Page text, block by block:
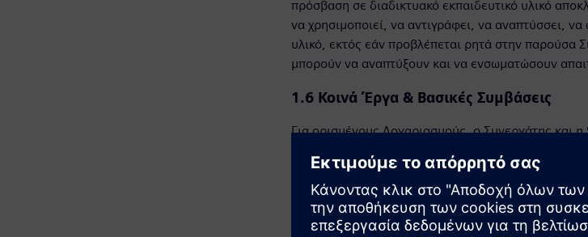
πρόσβαση σε διαδικτυακό εκπαιδευτικό υλικό
να χρησιμοποιεί, να αντιγράφει, να αναπτύσσει,
υλικό, εκτός εάν προβλέπεται ρητά στην παρούσα
μπορούν να αναπτύξουν και να ενσωματώσουν
1.6 Κοινά Έργα & Βασικές Συμβάσεις
Για ορισμένους Λογαριασμούς, ο Συνεργάτης και
συνεργατικά μια συγκεκριμένη ευκαιρία. Αυτό
επιχείρησης, καθώς και την αρχιτεκτονική
συνάψουν ξεχωριστή Συμφωνία Υπηρεσιών. Η
Υπεργολάβου. Τόσο ο Κύριος Ανάδοχος όσο και ο
τις προϋποθέσεις οποιουδήποτε Πρωτογενούς